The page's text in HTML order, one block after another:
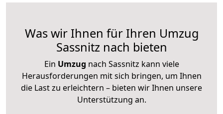
Was wir Ihnen für Ihren Umzug
Sassnitz nach bieten
Ein Umzug nach Sassnitz kann viele
Herausforderungen mit sich bringen, um Ihnen
die Last zu erleichtern – bieten wir Ihnen unsere
Unterstützung an.